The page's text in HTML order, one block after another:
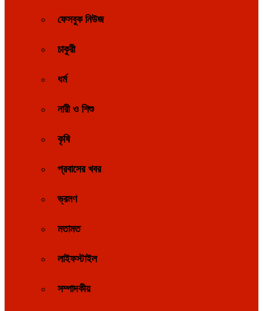
ফেসবুক নিউজ
চাকুরী
ধর্ম
নারী ও শিশু
কৃষি
প্রবাসের খবর
ভ্রমণ
মতামত
লাইফস্টাইল
সম্পাদকীয়